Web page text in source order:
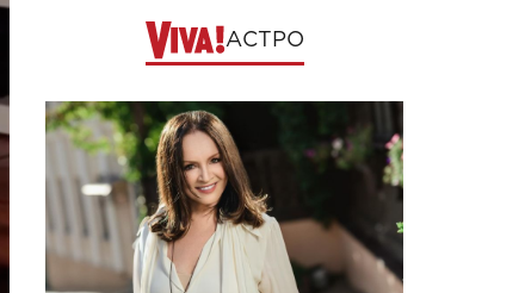
АСТРО